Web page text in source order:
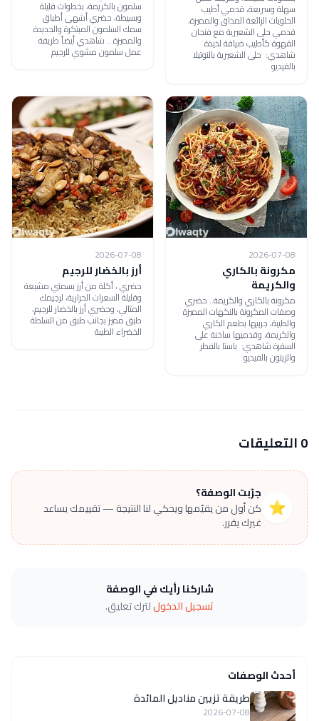
سهلة وسريعة، قدمي أطيب
الحلويات الرائعة المذاق والمميزة،
قدمي حلى الشعيرية مع فنجان
القهوة كأطيب ضيافة لذيذة
شاهدي: حلى الشعيرية بالنوتيلا
بالفيديو
سلمون بالكريمة، بخطوات قليلة
وبسيطة، حضري أشهى أطباق
سمك السلمون المبتكرة والجديدة
والمميزة .. شاهدي أيضاً طريقة
عمل سلمون مشوي للرجيم
2026-07-08
مكرونة بالكاري
والكريمة
مكرونة بالكاري والكريمة.. حضري
وصفات المكرونة بالنكهات المميزة
والطيبة، جربيها بطعم الكاري
والكريمة، وقدميها ساخنة على
السفرة شاهدي: باستا بالفطر
والزيتون بالفيديو
2026-07-08
أرز بالخضار للرجيم
حضري ، أكلة من أرز بسمتي مشبعة
وقليلة السعرات الحرارية، لرجيمك
المثالي، وحضري أرز بالخضار للرجيم،
طبق مميز بجانب طبق من السلطة
الخضراء الطيبة
0 التعليقات
⭐
جرّبت الوصفة؟
كن أول من يقيّمها ويحكي لنا النتيجة — تقييمك يساعد
غيرك يقرر.
شاركنا رأيك في الوصفة
تسجيل الدخوللترك تعليق.
أحدث الوصفات
طريقة تزيين مناديل المائدة
2026-07-08